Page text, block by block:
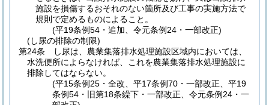
施設を損傷するおそれのない箇所及び工事の実施方法で
規則で定めるものによること。
(平19条例54・追加、令元条例24・一部改正)
(し尿の排除の制限)
第24条
し尿は、農業集落排水処理施設区域内においては、
水洗便所によらなければ、これを農業集落排水処理施設に
排除してはならない。
(平15条例25・全改、平17条例70・一部改正、平19
条例54・旧第18条繰下・一部改正、令元条例24・一